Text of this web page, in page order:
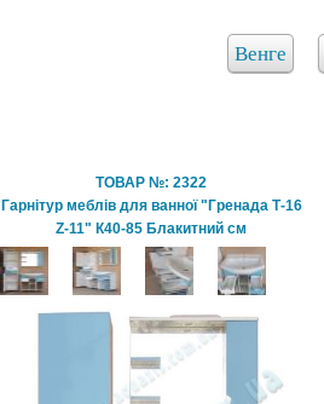
Венге
ТОВАР №: 2322
Гарнітур меблів для ванної "Гренада Т-16
Z-11" К40-85 Блакитний см